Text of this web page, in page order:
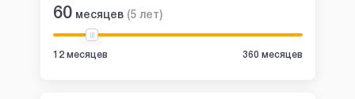
60 месяцев (5 лет)
12 месяцев 360 месяцев